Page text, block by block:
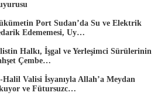
Port Sudan’da Su ve Elektrik
Edememesi, Uy…
Halkı, İşgal ve Yerleşimci Sürülerinin
Çembe…
Halil Valisi İsyanıyla Allah’a Meydan
ve Fütursuzc…